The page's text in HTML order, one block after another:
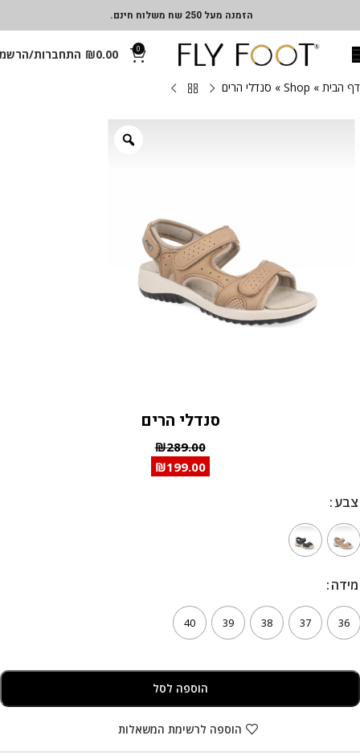
הזמנה מעל 250 שח משלוח חינם.
0
₪0.00 התחברות/
דף הבית »
Shop
» סנדלי הרים
סנדלי הרים
₪289.00
₪199.00
צבע
צבע
מידה
מידה
36
37
38
39
40
הוספה לסל
הוספה לרשימת המשאלות